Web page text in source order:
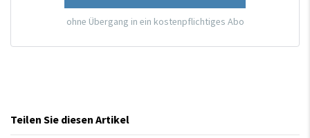
ohne Übergang in ein kostenpflichtiges Abo
Teilen Sie diesen Artikel